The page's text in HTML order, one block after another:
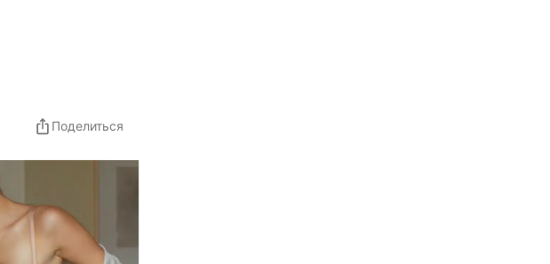
Поделиться